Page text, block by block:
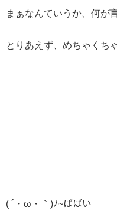
まぁなんていうか、何が
とりあえず、めちゃくち
( ´・ω・｀)ﾉ~ばばい